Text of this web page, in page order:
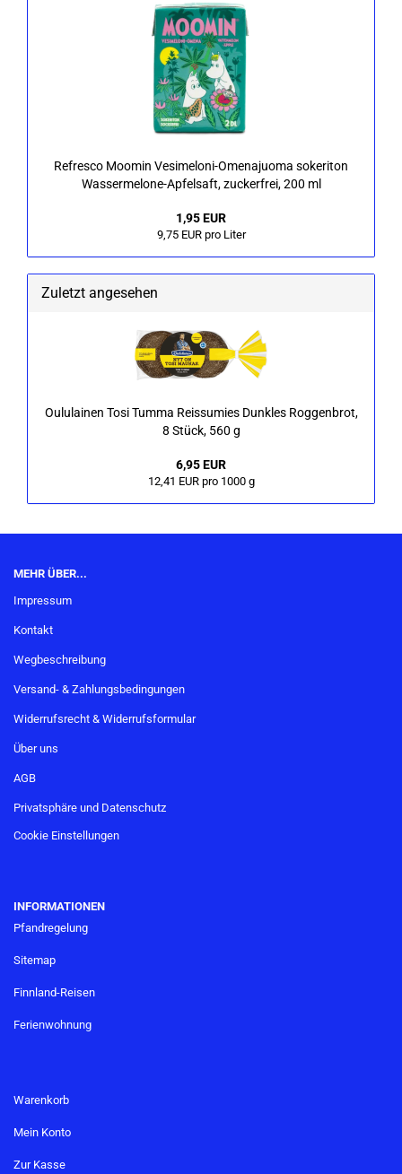
Re­fres­co Moo­min Vesimeloni-​Omenajuoma so­ke­ri­ton
Wassermelone-​Apfelsaft, zu­cker­frei, 200 ml
1,95 EUR
9,75 EUR pro Liter
Zuletzt angesehen
Ou­lu­lai­nen Tosi Tumma Reis­su­mies Dunk­les Rog­gen­brot,
8 Stück, 560 g
6,95 EUR
12,41 EUR pro 1000 g
MEHR ÜBER...
Impressum
Kontakt
Wegbeschreibung
Versand- & Zahlungsbedingungen
Widerrufsrecht & Widerrufsformular
Über uns
AGB
Privatsphäre und Datenschutz
Cookie Einstellungen
INFORMATIONEN
Pfandregelung
Sitemap
Finnland-Reisen
Ferienwohnung
Warenkorb
Mein Konto
Zur Kasse